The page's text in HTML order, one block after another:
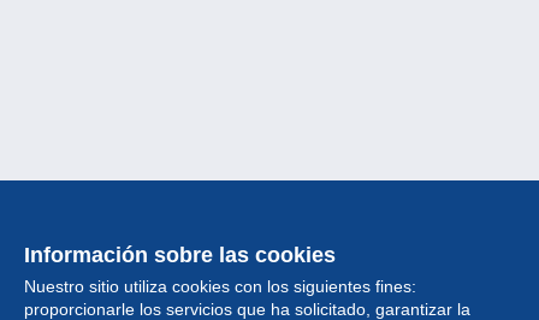
Información sobre las cookies
Nuestro sitio utiliza cookies con los siguientes fines:
proporcionarle los servicios que ha solicitado, garantizar la